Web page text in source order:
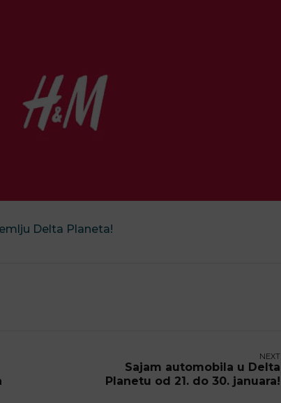
Delta Planeta!
NEXT
Sajam automobila u Delta
Planetu od 21. do 30. januara!